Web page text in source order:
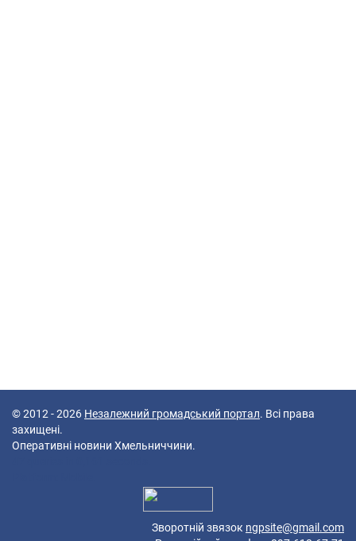
© 2012 - 2026 Незалежний громадський портал. Всі права
захищені.
Оперативні новини Хмельниччини.
Зворотній звязок ngpsite@gmail.com